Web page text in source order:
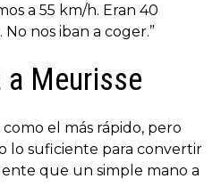
a 55 km/h. Eran 40
nos iban a coger.”
a Meurisse
el más rápido, pero
lo suficiente para convertir
que un simple mano a